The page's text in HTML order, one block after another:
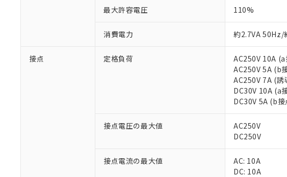
最大許容電圧 110%
消費電力 約2.7VA 50Hz/
接点 定格負荷
AC250V 10A
AC250V 5A (b
AC250V 7A (
DC30V 10A (a
DC30V 5A (b
接点電圧の最大値
AC250V
DC250V
接点電流の最大値
AC: 10A
DC: 10A